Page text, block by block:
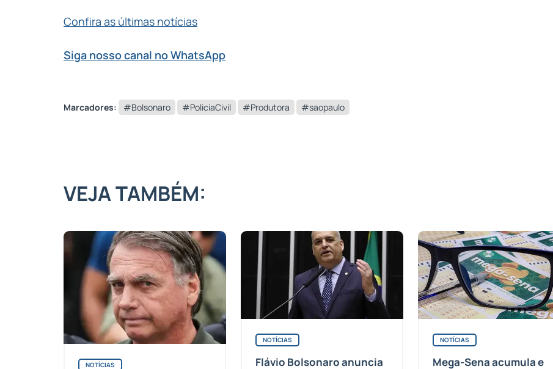
Confira as últimas notícias
Siga nosso canal no WhatsApp
Marcadores: #Bolsonaro #PoliciaCivil #Produtora #saopaulo
VEJA TAMBÉM:
NOTÍCIAS
NOTÍCIAS
Flávio Bolsonaro anuncia
NOTÍCIAS
Mega-Sena acumula e